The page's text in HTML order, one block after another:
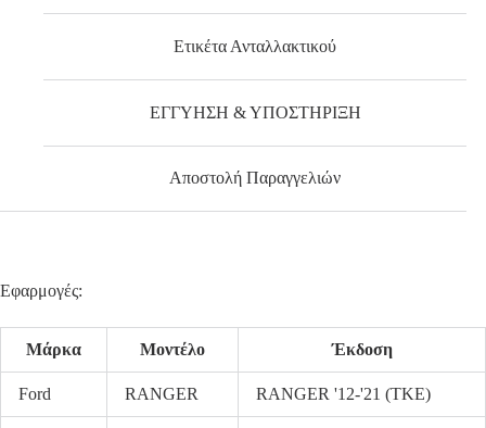
Ετικέτα Ανταλλακτικού
ΕΓΓΥΗΣΗ & ΥΠΟΣΤΗΡΙΞΗ
Αποστολή Παραγγελιών
Εφαρμογές:
Μάρκα Μοντέλο Έκδοση
Ford RANGER RANGER '12-'21 (TKE)